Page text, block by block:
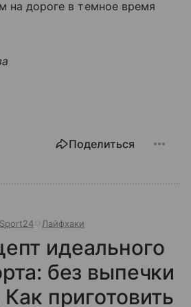
на дороге в темное время
Поделиться
Sport24 Лайфхаки
идеального
без выпечки
приготовить